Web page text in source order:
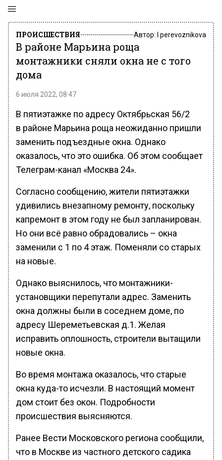
ПРОИСШЕСТВИЯ Автор: l.perevoznikova
В районе Марьина роща
монтажники сняли окна не с того
дома
6 июля 2022, 08:47
В пятиэтажке по адресу Октябрьская 56/2
в районе Марьина роща неожиданно пришли
заменить подъездные окна. Однако
оказалось, что это ошибка. Об этом сообщает
Телеграм-канал «Москва 24».
Согласно сообщению, жители пятиэтажки
удивились внезапному ремонту, поскольку
капремонт в этом году не был запланирован.
Но они всё равно обрадовались – окна
заменили с 1 по 4 этаж. Поменяли со старых
на новые.
Однако выяснилось, что монтажники-
установщики перепутали адрес. Заменить
окна должны были в соседнем доме, по
адресу Шереметьевская д.1. Желая
исправить оплошность, строители вытащили
новые окна.
Во время монтажа оказалось, что старые
окна куда-то исчезли. В настоящий момент
дом стоит без окон. Подробности
происшествия выясняются.
Ранее Вести Московского региона сообщили,
что в Москве из частного детского садика